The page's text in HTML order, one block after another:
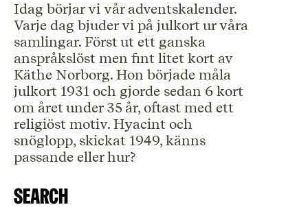
Idag börjar vi vår adventskalender.
Varje dag bjuder vi på julkort ur våra
samlingar. Först ut ett ganska
anspråkslöst men fint litet kort av
Käthe Norborg. Hon började måla
julkort 1931 och gjorde sedan 6 kort
om året under 35 år, oftast med ett
religiöst motiv. Hyacint och
snöglopp, skickat 1949, känns
passande eller hur?
Search